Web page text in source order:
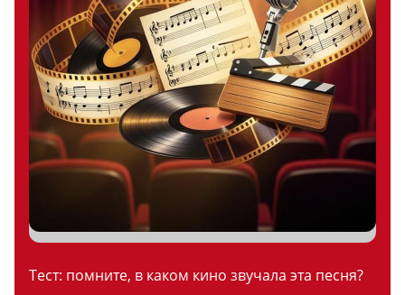
Тест: помните, в каком кино звучала эта песня?